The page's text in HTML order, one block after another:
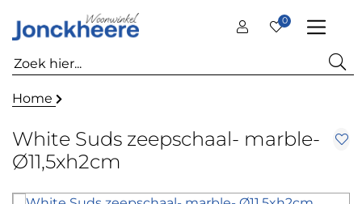
0
Home
White Suds zeepschaal- marble-
Ø11,5xh2cm